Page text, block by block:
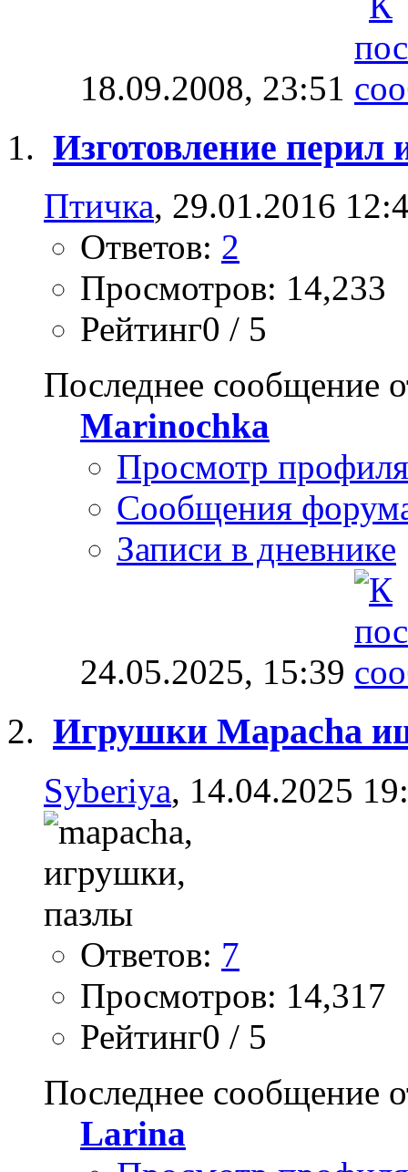
18.09.2008, 23:51
Изготовление
Птичка, 29.01.2016
Ответов: 2
Просмотров: 14,233
Рейтинг0 / 5
Последнее сообщение
Marinochka
Просмотр профиля
Сообщения
Записи в дневнике
24.05.2025, 15:39
Игрушки Mapacha
Syberiya, 14.04.2025
Ответов: 7
Просмотров: 14,317
Рейтинг0 / 5
Последнее сообщение
Larina